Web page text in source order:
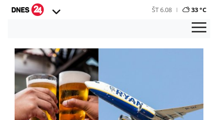
ŠT 6.08 33 °C